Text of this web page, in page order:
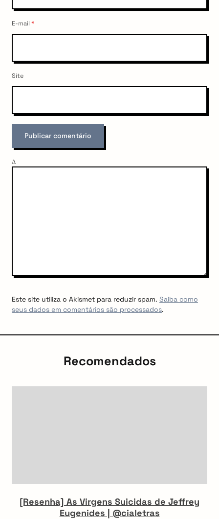
E-mail *
Site
Δ
Este site utiliza o Akismet para reduzir spam. Saiba como
seus dados em comentários são processados.
Recomendados
[Resenha] As Virgens Suicidas de Jeffrey
Eugenides | @cialetras